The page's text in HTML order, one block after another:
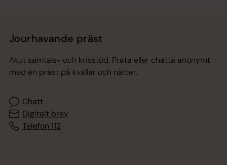
Jourhavande präst
Akut samtals- och krisstöd. Prata eller chatta anonymt
med en präst på kvällar och nätter.
Chatt
Digitalt brev
Telefon 112